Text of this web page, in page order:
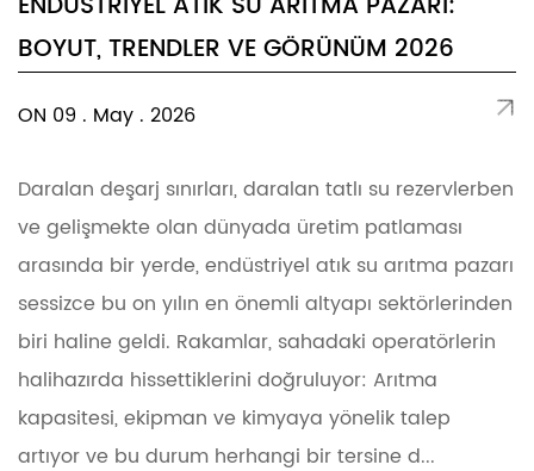
BOYUT, TRENDLER VE GÖRÜNÜM 2026
ON 09 . May . 2026
Daralan deşarj sınırları, daralan tatlı su rezervlerben
ve gelişmekte olan dünyada üretim patlaması
arasında bir yerde, endüstriyel atık su arıtma pazarı
sessizce bu on yılın en önemli altyapı sektörlerinden
biri haline geldi. Rakamlar, sahadaki operatörlerin
halihazırda hissettiklerini doğruluyor: Arıtma
kapasitesi, ekipman ve kimyaya yönelik talep
artıyor ve bu durum herhangi bir tersine d...